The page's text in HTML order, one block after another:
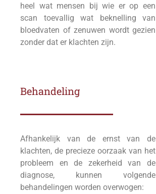
heel wat mensen bij wie er op een
scan toevallig wat beknelling van
bloedvaten of zenuwen wordt gezien
zonder dat er klachten zijn.
Behandeling
Afhankelijk van de ernst van de
klachten, de precieze oorzaak van het
probleem en de zekerheid van de
diagnose, kunnen volgende
behandelingen worden overwogen: